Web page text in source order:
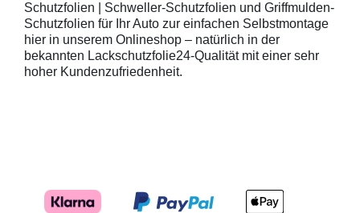
Schutzfolien | Schweller-Schutzfolien und Griffmulden-
Schutzfolien für Ihr Auto zur einfachen Selbstmontage
hier in unserem Onlineshop – natürlich in der
bekannten Lackschutzfolie24-Qualität mit einer sehr
hoher Kundenzufriedenheit.